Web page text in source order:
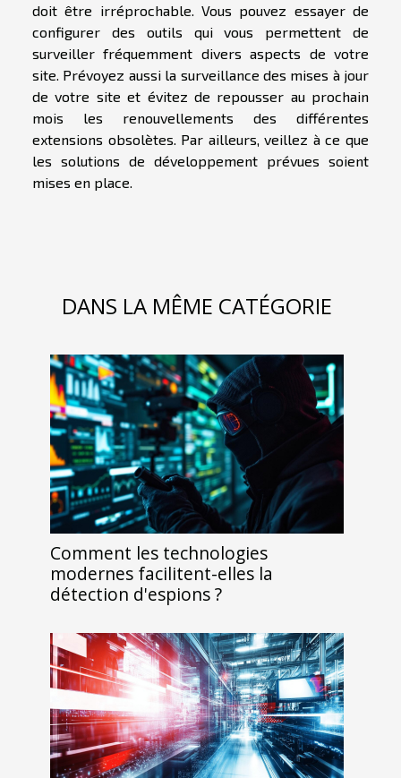
doit être irréprochable. Vous pouvez essayer de
configurer des outils qui vous permettent de
surveiller fréquemment divers aspects de votre
site. Prévoyez aussi la surveillance des mises à jour
de votre site et évitez de repousser au prochain
mois les renouvellements des différentes
extensions obsolètes. Par ailleurs, veillez à ce que
les solutions de développement prévues soient
mises en place.
DANS LA MÊME CATÉGORIE
Comment les technologies
modernes facilitent-elles la
détection d'espions ?